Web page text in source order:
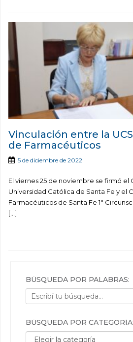
Vinculación entre la
de Farmacéuticos
5 de diciembre de 2022
El viernes 25 de noviembre se firmó el
Universidad Católica de Santa Fe y el
Farmacéuticos de Santa Fe 1°
[…]
BÚSQUEDA POR PALABRAS:
BÚSQUEDA POR
Búsqueda por categorías: